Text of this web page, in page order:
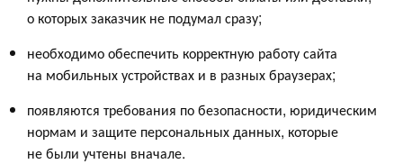
о которых заказчик не подумал сразу;
необходимо обеспечить корректную работу сайта
на мобильных устройствах и в разных браузерах;
появляются требования по безопасности, юридическим
нормам и защите персональных данных, которые
не были учтены вначале.